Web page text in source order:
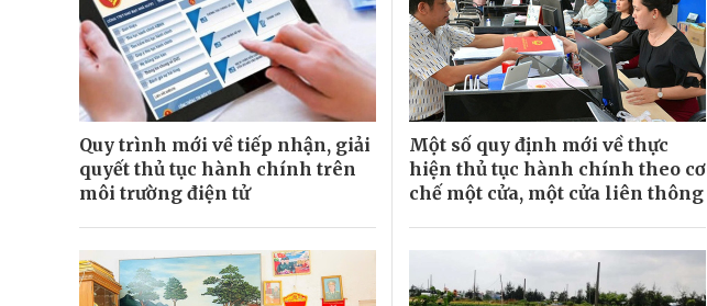
Quy trình mới về tiếp nhận, giải
quyết thủ tục hành chính trên
môi trường điện tử
Một số quy định mới về thực
hiện thủ tục hành chính theo cơ
chế một cửa, một cửa liên thông